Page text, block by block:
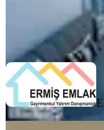
ERMİŞ EMLAK